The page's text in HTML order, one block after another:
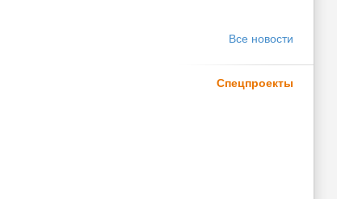
Все новости
Спецпроекты